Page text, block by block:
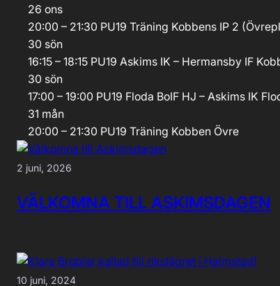
26 ons
20:00 – 21:30 PU19 Träning Kobbens IP 2
30 sön
16:15 – 18:15 PU19 Askims IK – Hermansby IF
30 sön
17:00 – 19:00 PU19 Floda BoIF HJ – Askims IK
31 mån
20:00 – 21:30 PU19 Träning Kobben Övre
2 juni, 2026
VÄLKOMNA TILL ASKIMSDAGEN
10 juni, 2024